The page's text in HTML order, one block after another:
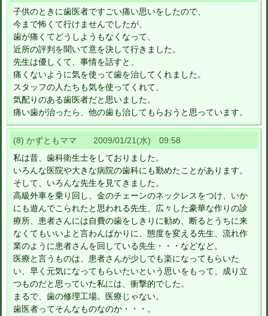
子供のときに歯医者ですごい痛い思いをしたので、
今まで怖くて行けませんでしたが、
歯が痛くてどうしようもなくなって、
近所の評判を聞いて意を決して行きました。
先生は優しくて、事情を話すと、
痛くないように気を使って歯を治してくれました。
スタッフの人たちも気を使ってくれて、
気配りのある歯医者だと思いました。
痛い歯が治ったら、他の歯も治してもらおうと思っています。
(8) かずともママ 2009/01/21(水) 09:58
私は昔、歯科衛生士をしておりました。
いろんな医院や大きな病院の歯科にも勤めたことがあります。
そして、いろんな先生を見てきました。
高級外車を乗り回し、金のチェーンのネックレスをつけ、いか
にも遊んでこられたと思われる先生、広々した豪華な作りの診
療所、患者さんには自費の歯をしきりに勧め、断るとうちに来
なくてもいいよと言わんばかりに、態度を変える先生、流れ作
業のように患者さんを回している先生・・・などなど。
医療と言うものは、患者さんが少しでも楽になってもらいた
い、早く元気になってもらいたいという思いをもって、成り立
つものだと思っていた私には、衝撃的でした。
まるで、歯の修理工場。医療じゃない。
歯医者ってそんなものなのか・・・。